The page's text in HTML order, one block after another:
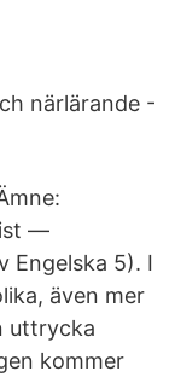
närlärande -
—
Engelska 5). I
även mer
uttrycka
kommer